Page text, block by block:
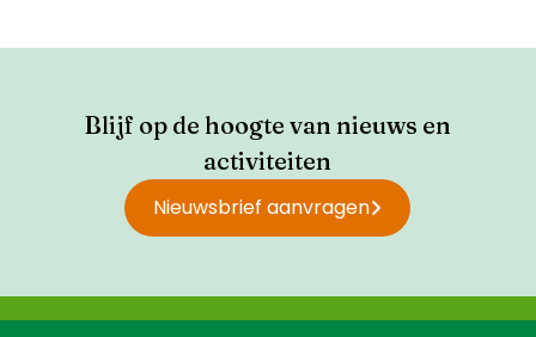
Blijf op de hoogte van nieuws en
activiteiten
Nieuwsbrief aanvragen